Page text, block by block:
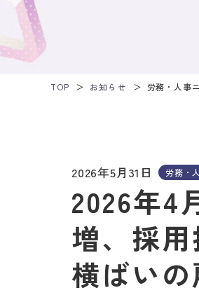
TOP お知らせ 労務・人事
2026年5月31日 労務・
2026年4
増、採
横ばい